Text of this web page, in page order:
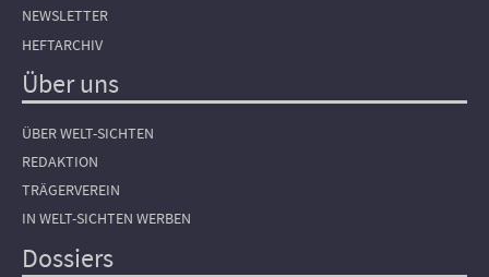
NEWSLETTER
HEFTARCHIV
Über uns
ÜBER WELT-SICHTEN
REDAKTION
TRÄGERVEREIN
IN WELT-SICHTEN WERBEN
Dossiers